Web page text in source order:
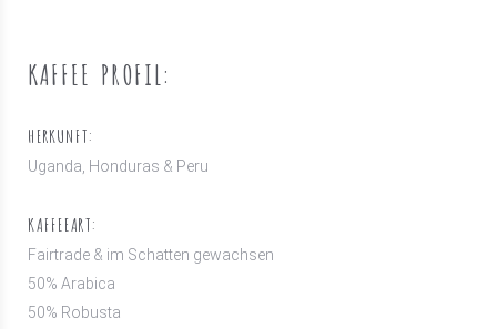
KAFFEE PROFIL:
HERKUNFT:
Uganda, Honduras & Peru
KAFFEEART:
Fairtrade & im Schatten gewachsen
50% Arabica
50% Robusta